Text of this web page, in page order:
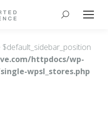
Buscar:
$default_sidebar_position
httpdocs/wp-
wpsl_stores.php